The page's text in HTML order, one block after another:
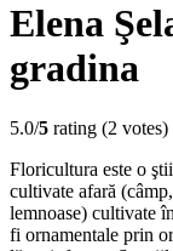
Elena
gradina
5.0/5 rating (2 votes)
Floricultura este o
cultivate afară
lemnoase) cultivate
fi ornamentale prin